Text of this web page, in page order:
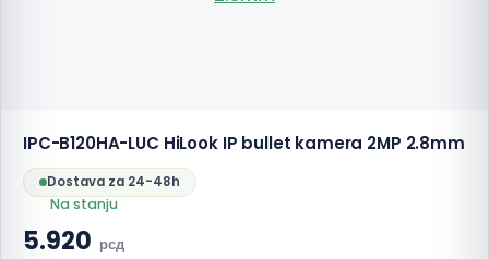
IPC-B120HA-LUC HiLook IP bullet kamera 2MP 2.8mm
Dostava za 24-48h
Na stanju
5.920 рсд